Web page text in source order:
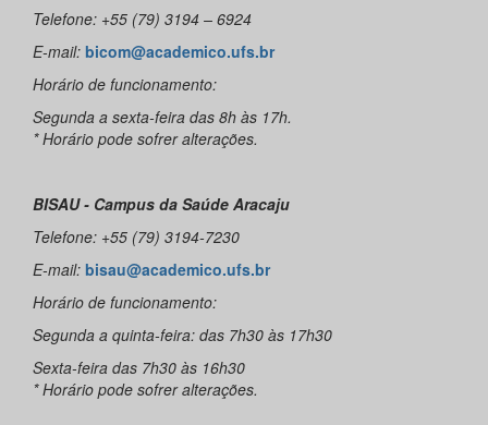
Telefone: +55 (79) 3194 – 6924
E-mail: bicom@academico.ufs.br
Horário de funcionamento:
Segunda a sexta-feira das 8h às 17h.
* Horário pode sofrer alterações.
BISAU - Campus da Saúde Aracaju
Telefone: +55 (79) 3194-7230
E-mail: bisau@academico.ufs.br
Horário de funcionamento:
Segunda a quinta-feira: das 7h30 às 17h30
Sexta-feira das 7h30 às 16h30
* Horário pode sofrer alterações.